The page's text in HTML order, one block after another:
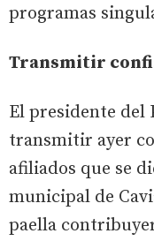
programas
Transmitir
El presidente del
transmitir ayer
afiliados que se
municipal de
paella